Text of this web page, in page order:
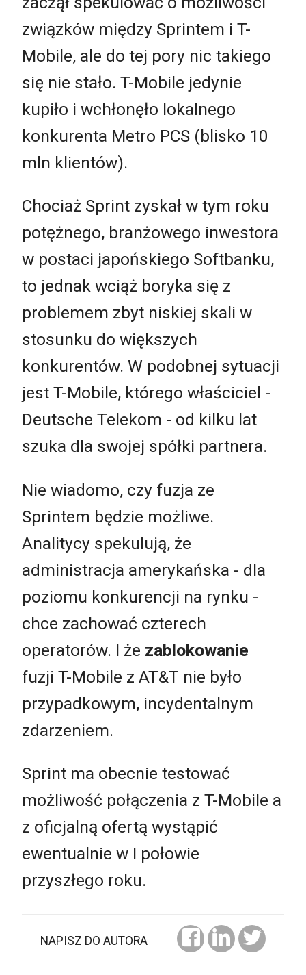
związków między Sprintem i T-
Mobile, ale do tej pory nic takiego
się nie stało. T-Mobile jedynie
kupiło i wchłonęło lokalnego
konkurenta Metro PCS (blisko 10
mln klientów).
Chociaż Sprint zyskał w tym roku
potężnego, branżowego inwestora
w postaci japońskiego Softbanku,
to jednak wciąż boryka się z
problemem zbyt niskiej skali w
stosunku do większych
konkurentów. W podobnej sytuacji
jest T-Mobile, którego właściciel -
Deutsche Telekom - od kilku lat
szuka dla swojej spółki partnera.
Nie wiadomo, czy fuzja ze
Sprintem będzie możliwe.
Analitycy spekulują, że
administracja amerykańska - dla
poziomu konkurencji na rynku -
chce zachować czterech
operatorów. I że zablokowanie
fuzji T-Mobile z AT&T nie było
przypadkowym, incydentalnym
zdarzeniem.
Sprint ma obecnie testować
możliwość połączenia z T-Mobile a
z oficjalną ofertą wystąpić
ewentualnie w I połowie
przyszłego roku.
NAPISZ DO AUTORA